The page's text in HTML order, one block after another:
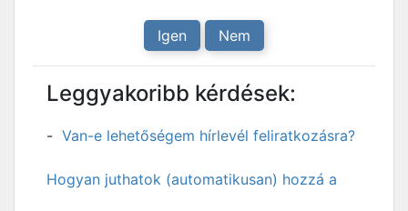
Igen Nem
Leggyakoribb kérdések:
Van-e lehetőségem hírlevél feliratkozásra?
Hogyan juthatok (automatikusan) hozzá a